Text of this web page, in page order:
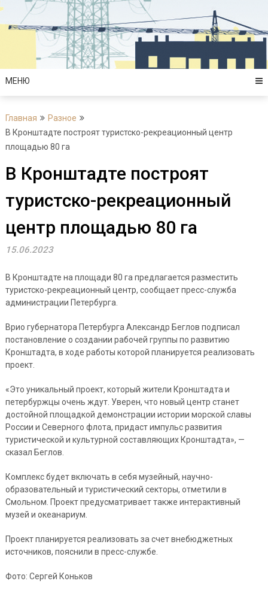
Перейти
содержимому
МЕНЮ
Главная
Разное
В Кронштадте построят туристско-рекреационный центр
площадью 80 га
В Кронштадте построят
туристско-рекреационный
центр площадью 80 га
15.06.2023
В Кронштадте на площади 80 га предлагается разместить
туристско-рекреационный центр, сообщает пресс-служба
администрации Петербурга.
Врио губернатора Петербурга Александр Беглов подписал
постановление о создании рабочей группы по развитию
Кронштадта, в ходе работы которой планируется реализовать
проект.
«Это уникальный проект, который жители Кронштадта и
петербуржцы очень ждут. Уверен, что новый центр станет
достойной площадкой демонстрации истории морской славы
России и Северного флота, придаст импульс развития
туристической и культурной составляющих Кронштадта», —
сказал Беглов.
Комплекс будет включать в себя музейный, научно-
образовательный и туристический секторы, отметили в
Смольном. Проект предусматривает также интерактивный
музей и океанариум.
Проект планируется реализовать за счет внебюджетных
источников, пояснили в пресс-службе.
Фото: Сергей Коньков